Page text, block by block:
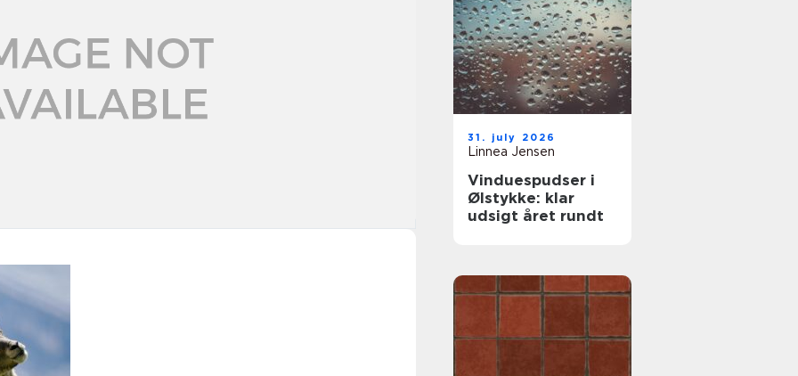
31. july 2026
Linnea Jensen
Vinduespudser i
Ølstykke: klar
udsigt året rundt